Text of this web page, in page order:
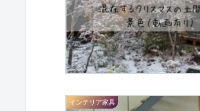
インテリア家具